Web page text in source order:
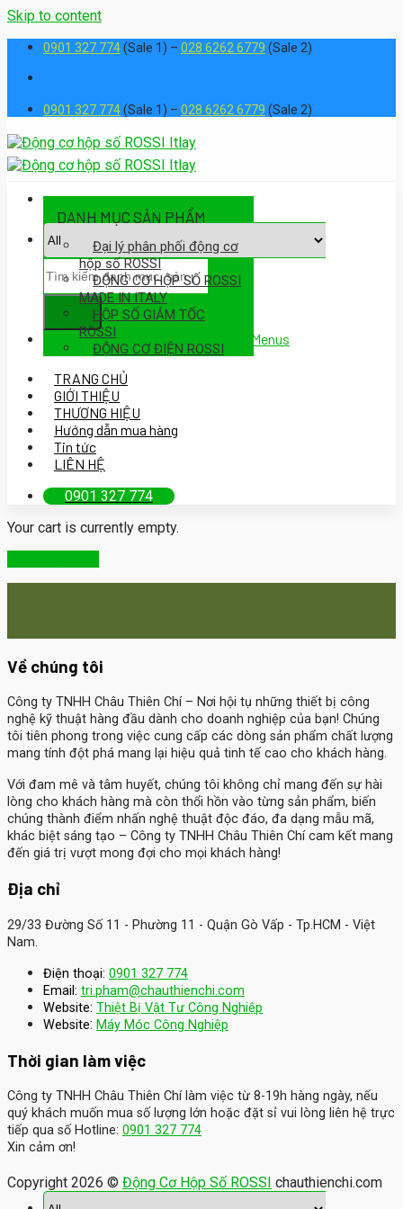
Skip to content
0901 327 774(Sale 1) – 028 6262 6779 (Sale 2)
0901 327 774(Sale 1) – 028 6262 6779 (Sale 2)
Assign a menu in Theme Options > Menus
DANH MỤC SẢN PHẨM
Đại lý phân phối động cơ
hộp số ROSSI
ĐỘNG CƠ HỘP SỐ ROSSI
MADE IN ITALY
HỘP SỐ GIẢM TỐC
ROSSI
ĐỘNG CƠ ĐIỆN ROSSI
TRANG CHỦ
GIỚI THIỆU
THƯƠNG HIỆU
Hướng dẫn mua hàng
Tin tức
LIÊN HỆ
0901 327 774
Your cart is currently empty.
Về chúng tôi
Công ty TNHH Châu Thiên Chí– Nơi hội tụ những thiết bị công
nghệ kỹ thuật hàng đầu dành cho doanh nghiệp của bạn! Chúng
tôi tiên phong trong việc cung cấp các dòng sản phẩm chất lượng
mang tính đột phá mang lại hiệu quả tinh tế cao cho khách hàng.
Với đam mê và tâm huyết, chúng tôi không chỉ mang đến sự hài
lòng cho khách hàng mà còn thổi hồn vào từng sản phẩm, biến
chúng thành điểm nhấn nghệ thuật độc đáo, đa dạng mẫu mã,
khác biệt sáng tạo – Công ty TNHH Châu Thiên Chí cam kết mang
đến giá trị vượt mong đợi cho mọi khách hàng!
Địa chỉ
29/33 Đường Số 11 - Phường 11 - Quận Gò Vấp - Tp.HCM - Việt
Nam.
Điện thoại: 0901 327 774
Email: tri.pham@chauthienchi.com
Website: Thiệt Bị Vật Tư Công Nghiệp
Website: Máy Móc Công Nghiệp
Thời gian làm việc
Công ty TNHH Châu Thiên Chí làm việc từ 8-19h hàng ngày, nếu
quý khách muốn mua số lượng lớn hoặc đặt sỉ vui lòng liên hệ trực
tiếp qua số Hotline: 0901 327 774
Xin cảm ơn!
Copyright 2026 © Động Cơ Hộp Số ROSSI chauthienchi.com